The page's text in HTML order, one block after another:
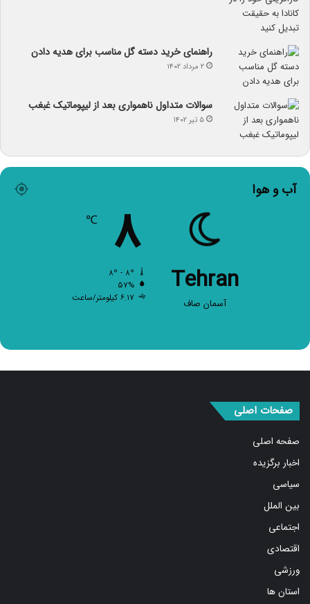
راهنمای خرید دسته گل مناسب برای هدیه دادن
۲ مرداد ۱۴۰۲
سوالات متداول ناهمواری بعد از لیپوماتیک غبغب
۵ تیر ۱۴۰۲
آب و هوا
Tehran
آسمان صاف
۸ ℃
۵۷%
۶.۱۷ کیلومتر/ساعت
صفحات اصلی
صفحه اصلی
اخبار برگزیده
سیاسی
بین الملل
اجتماعی
اقتصادی
ورزشی
استان ها